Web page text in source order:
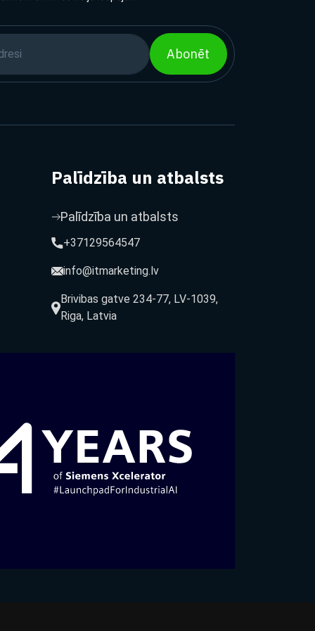
Abonēt
Palīdzība un atbalsts
Palīdzība un atbalsts
+37129564547
info@itmarketing.lv
Brivibas gatve 234-77, LV-1039,
Riga, Latvia